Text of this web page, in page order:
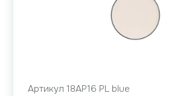
Артикул 18AP16 PL blue